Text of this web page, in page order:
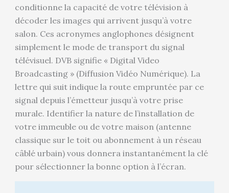
conditionne la capacité de votre télévision à
décoder les images qui arrivent jusqu’à votre
salon. Ces acronymes anglophones désignent
simplement le mode de transport du signal
télévisuel. DVB signifie « Digital Video
Broadcasting » (Diffusion Vidéo Numérique). La
lettre qui suit indique la route empruntée par ce
signal depuis l’émetteur jusqu’à votre prise
murale. Identifier la nature de l’installation de
votre immeuble ou de votre maison (antenne
classique sur le toit ou abonnement à un réseau
câblé urbain) vous donnera instantanément la clé
pour sélectionner la bonne option à l’écran.